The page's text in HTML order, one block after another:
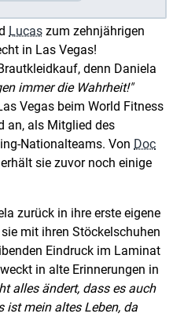
Lucas zum zehnjährigen
in Las Vegas!
denn Daniela
immer die Wahrheit!
Vegas beim World Fitness
an, als Mitglied des
Nationalteams. Von Doc
sie zuvor noch einige
zurück in ihre erste eigene
mit ihren Stöckelschuhen
Eindruck im Laminat
in alte Erinnerungen in
alles ändert, dass es auch
ist mein altes Leben, da